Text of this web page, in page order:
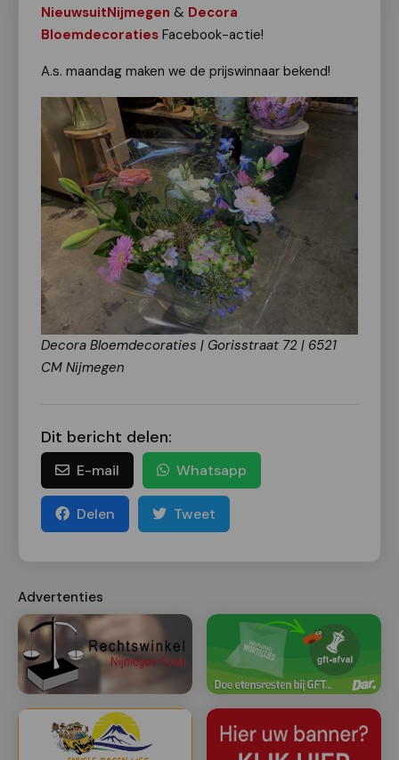
NieuwsuitNijmegen & Decora
Bloemdecoraties Facebook-actie!
A.s. maandag maken we de prijswinnaar bekend!
Decora Bloemdecoraties | Gorisstraat 72 | 6521
CM Nijmegen
Dit bericht delen:
E-mail Whatsapp
Delen Tweet
Advertenties